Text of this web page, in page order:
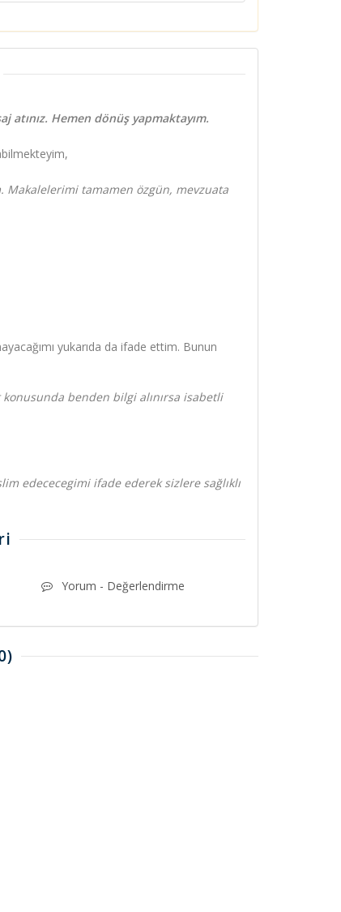
atınız. Hemen dönüş yapmaktayım.
Makalelerimi tamamen özgün, mevzuata
yukarıda da ifade ettim. Bunun
benden bilgi alınırsa isabetli
edececegimi ifade ederek sizlere sağlıklı
Yorum - Değerlendirme